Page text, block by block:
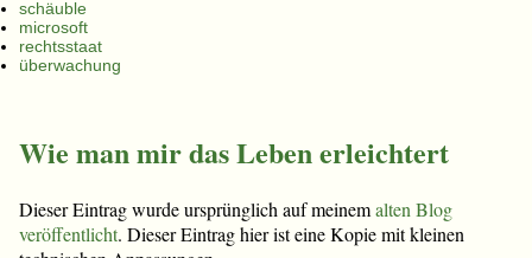
schäuble
microsoft
rechtsstaat
überwachung
Wie man mir das Leben erleichtert
Dieser Eintrag wurde ursprünglich auf meinemalten Blog
veröffentlicht. Dieser Eintrag hier ist eine Kopie mit kleinen